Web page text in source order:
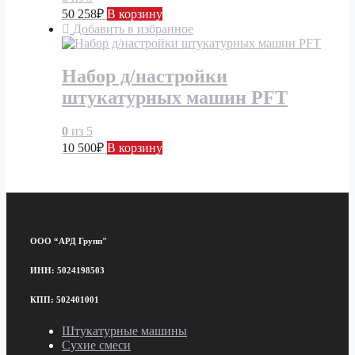
50 258₽ В корзину
Добавить в избранное
Набор д/настройки
штукатурных машин PFT
0 из 5
10 500₽ В корзину
ООО “АРД Групп"
ИНН: 5024198503
КПП: 502401001
Штукатурные машины
Сухие смеси